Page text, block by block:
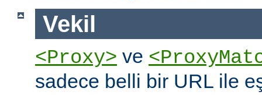
Vekil
<Proxy> ve
sadece belli bir URL ile